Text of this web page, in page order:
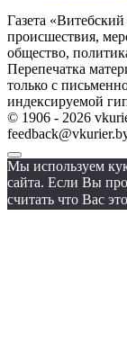
Газета
происшествия,
общество,
Перепечатка
только с
индексируемой
© 1906 - 2026
Мы используем
сайта. Если Вы
считать что Вас